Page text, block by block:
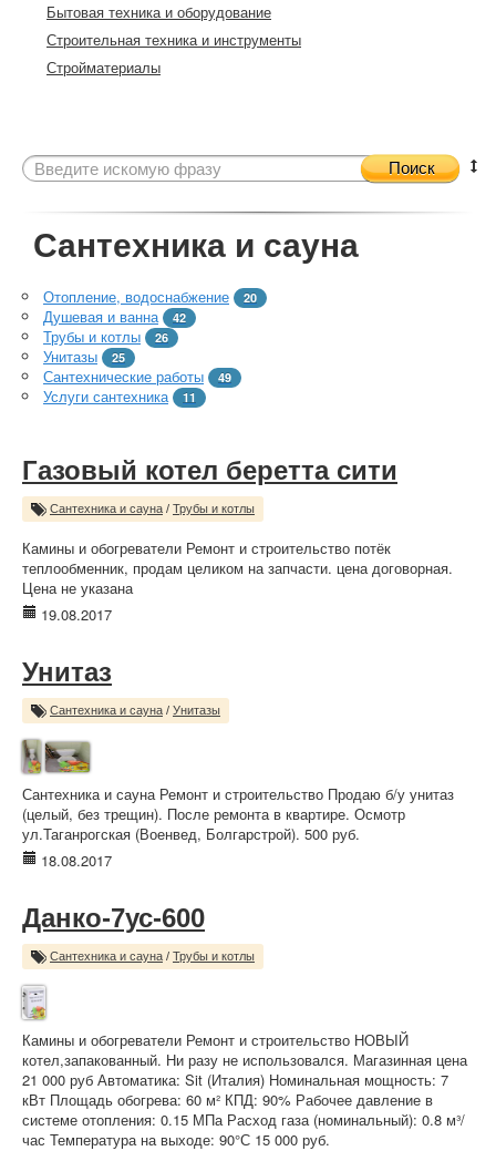
Бытовая техника и оборудование
Строительная техника и инструменты
Стройматериалы
Поиск
Сантехника и сауна
Отопление, водоснабжение 20
Душевая и ванна 42
Трубы и котлы 26
Унитазы 25
Сантехнические работы 49
Услуги сантехника 11
Газовый котел беретта сити
Сантехника и сауна / Трубы и котлы
Камины и обогреватели Ремонт и строительство потёк
теплообменник, продам целиком на запчасти. цена договорная.
Цена не указана
19.08.2017
Унитаз
Сантехника и сауна / Унитазы
Сантехника и сауна Ремонт и строительство Продаю б/у унитаз
(целый, без трещин). После ремонта в квартире. Осмотр
ул.Таганрогская (Военвед, Болгарстрой). 500 руб.
18.08.2017
Данко-7ус-600
Сантехника и сауна / Трубы и котлы
Камины и обогреватели Ремонт и строительство НОВЫЙ
котел,запакованный. Ни разу не использовался. Магазинная цена
21 000 руб Автоматика: Sit (Италия) Номинальная мощность: 7
кВт Площадь обогрева: 60 м² КПД: 90% Рабочее давление в
системе отопления: 0.15 МПа Расход газа (номинальный): 0.8 м³/
час Температура на выходе: 90°С 15 000 руб.